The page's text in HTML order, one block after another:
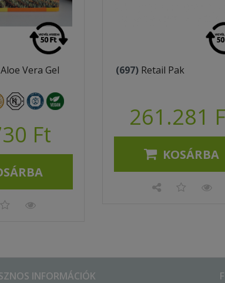
Vera Gel
Ft
(697) Retail Pak
261.281
KOSÁRBA
INFORMÁCIÓK